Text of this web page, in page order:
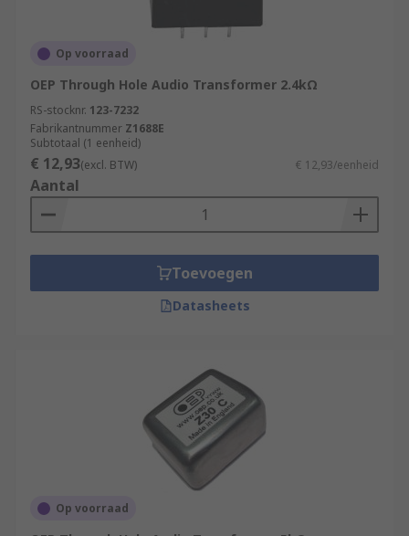
Op voorraad
OEP Through Hole Audio Transformer 2.4kΩ
RS-stocknr. 123-7232
Fabrikantnummer Z1688E
Subtotaal (1 eenheid)
€ 12,93(excl. BTW) € 12,93/eenheid
Aantal
Toevoegen
Datasheets
Op voorraad